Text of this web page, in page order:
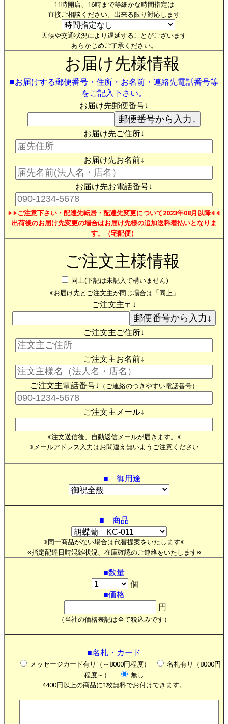
11時開店、16時まで等細かな時間指定は
直接ご相談ください。出来る限り対応します
天候や交通状況により遅延することがございます
あらかじめご了承ください。
お届け先様情報
■お届けする郵便番号・住所・お名前・連絡先電話番号等
をご記入下さい。
お届け先郵便番号↓
お届け先ご住所↓
お届け先お名前↓
お届け先お電話番号↓
※※ご注意下さい・配達先転居・配達先変更について2023年08月以降※※
出荷後のお届け先変更の場合はお届け先様の追加送料着払いとなりま
す。（宅配便）
ご注文主様情報
同上(下記は未記入で構いません)
※お届け先とご注文主が同じ場合は「同上」
ご注文主〒↓
ご注文主ご住所↓
ご注文主お名前↓
ご注文主電話番号↓ （ご連絡のつきやすい電話番号）
ご注文主メール↓
※注文送信後、自動返信メールが届きます。※
※メールアドレス入力はお間違え無いようご注意ください
■ 御用途
■ 商品
※同一商品がない場合は代替提案をいたします※
※指定配達日時混雑状況、在庫確認のご連絡をいたします※
■数量
個
■価格
円
（当社の価格表記は全て税込みです）
■名札・カード
メッセージカード有り（～8000円程度）
名札有り（8000円
程度～）
無し
4400円以上の商品に1枚無料でお付けできます。